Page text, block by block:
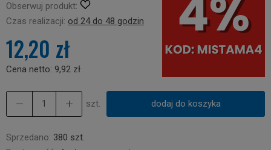
Obserwuj produkt:
Czas realizacji: od 24 do 48 godzin
12,20 zł
Cena netto: 9,92 zł
szt. dodaj do koszyka
Sprzedano: 380 szt.